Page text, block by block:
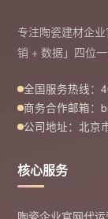
专注陶瓷建材企
销 + 数据」四位
全国服务热线：
商务合作邮箱：
公司地址：北京
核心服务
陶瓷企业官网代运